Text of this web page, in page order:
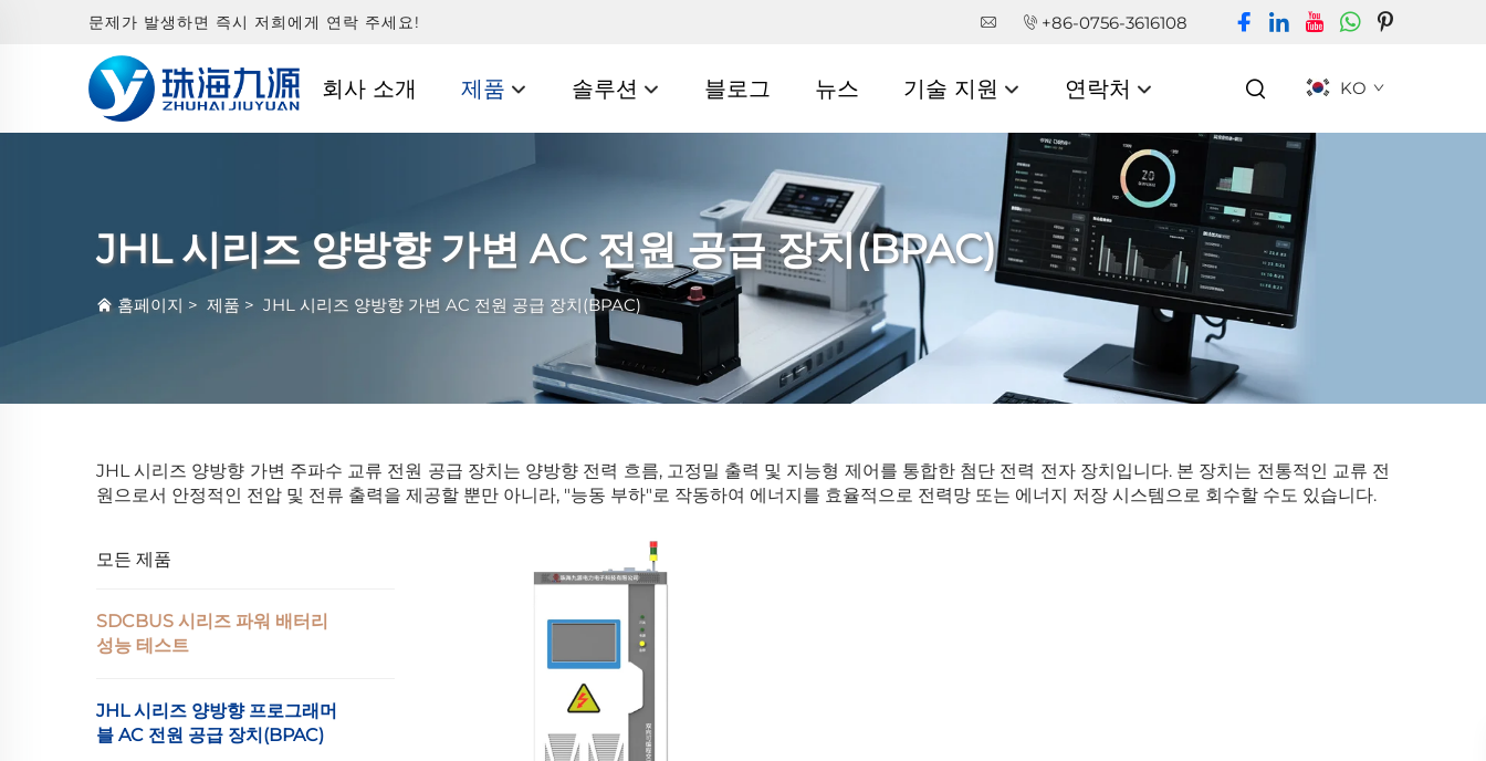
문제가 발생하면 즉시 저희에게 연락 주세요! +86-0756-3616108
회사 소개 제품 솔루션 블로그 뉴스 기술 지원 연락처 KO
JHL 시리즈 양방향 가변 AC 전원 공급 장치(BPAC)
홈페이지 > 제품 > JHL 시리즈 양방향 가변 AC 전원 공급 장치(BPAC)
JHL 시리즈 양방향 가변 주파수 교류 전원 공급 장치는 양방향 전력 흐름, 고정밀 출력 및 지능형 제어를 통합한 첨단 전력 전자 장치입니다. 본 장치는 전통적인 교류 전
원으로서 안정적인 전압 및 전류 출력을 제공할 뿐만 아니라, "능동 부하"로 작동하여 에너지를 효율적으로 전력망 또는 에너지 저장 시스템으로 회수할 수도 있습니다.
모든 제품
SDCBUS 시리즈 파워 배터리
성능 테스트
JHL 시리즈 양방향 프로그래머
블 AC 전원 공급 장치(BPAC)